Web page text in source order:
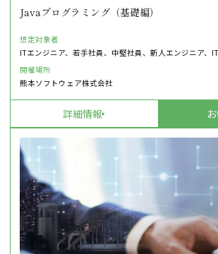
Javaプログラミング（基礎編）
想定対象者
ITエンジニア、若手社員、中堅社員、新人エンジニア、
開催場所
熊本ソフトウェア株式会社
詳細情報